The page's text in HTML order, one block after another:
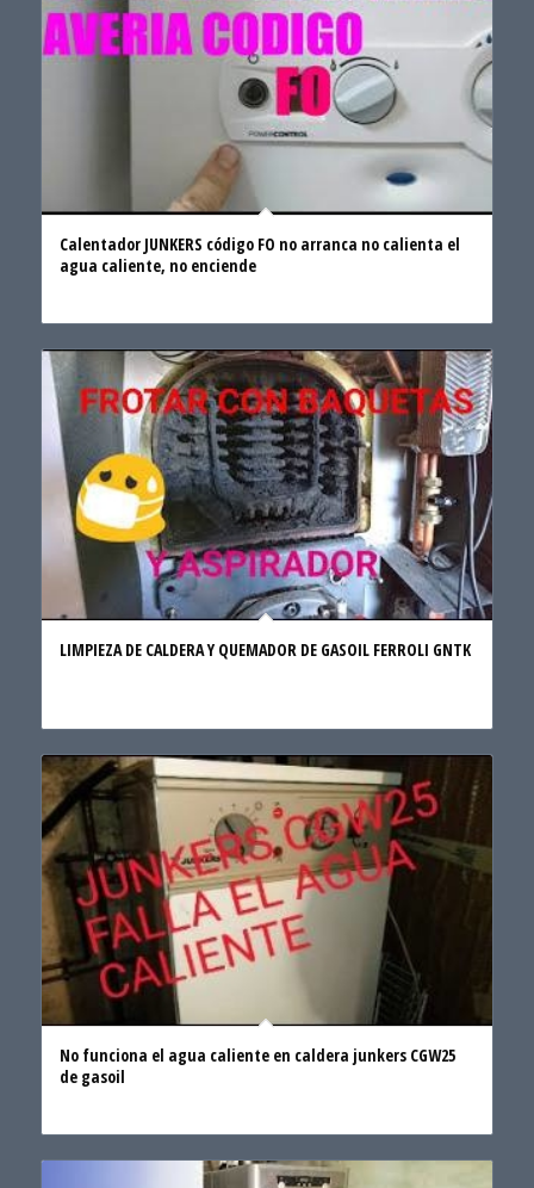
Calentador JUNKERS código FO no arranca no calienta el
agua caliente, no enciende
LIMPIEZA DE CALDERA Y QUEMADOR DE GASOIL FERROLI GNTK
No funciona el agua caliente en caldera junkers CGW25
de gasoil